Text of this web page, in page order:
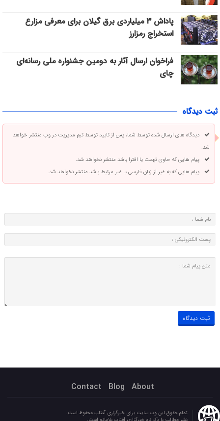
پاداش ۳ میلیاردی برق گیلان برای معرفی مزارع
استخراج رمزارز
فراخوان ارسال آثار به دومین جشنواره ملی رسانه‌ای
چای
ثبت دیدگاه
دیدگاه های ارسال شده توسط شما، پس از تایید توسط تیم مدیریت در وب منتشر خواهد
شد.
پیام هایی که حاوی تهمت یا افترا باشد منتشر نخواهد شد.
پیام هایی که به غیر از زبان فارسی یا غیر مرتبط باشد منتشر نخواهد شد.
About
Blog
Contact
تمام حقوق این وب سایت برای خبرگزاری آفتاب محفوظ است.